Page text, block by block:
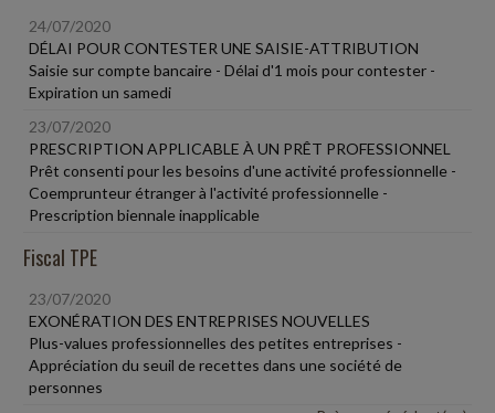
24/07/2020
DÉLAI POUR CONTESTER UNE SAISIE-ATTRIBUTION
Saisie sur compte bancaire - Délai d'1 mois pour contester -
Expiration un samedi
23/07/2020
PRESCRIPTION APPLICABLE À UN PRÊT PROFESSIONNEL
Prêt consenti pour les besoins d'une activité professionnelle -
Coemprunteur étranger à l'activité professionnelle -
Prescription biennale inapplicable
Fiscal TPE
23/07/2020
EXONÉRATION DES ENTREPRISES NOUVELLES
Plus-values professionnelles des petites entreprises -
Appréciation du seuil de recettes dans une société de
personnes